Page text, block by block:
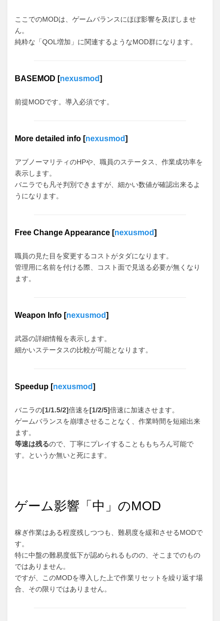
ここでのMODは、ゲームバランスにほぼ影響を及ぼしませ
ん。
純粋な「QOL増加」に関連するようなMOD群になります。
BASEMOD [nexusmod]
前提MODです。導入必須です。
More detailed info [nexusmod]
アブノーマリティのHPや、職員のステータス、作業成功率を
表示します。
バニラでも凡そ判別できますが、細かい数値が確認出来るよ
うになります。
Free Change Appearance [nexusmod]
職員の見た目を変更するコストがタダになります。
管理用に名前を付ける際、コスト面で見送る必要が無くなり
ます。
Weapon Info [nexusmod]
武器の詳細情報を表示します。
細かいステータスの比較が可能となります。
Speedup [nexusmod]
バニラの[1/1.5/2]倍速を[1/2/5]倍速に加速させます。
ゲームバランスを崩壊させることなく、作業時間を短縮出来
ます。
等速は残るので、丁寧にプレイすることももちろん可能で
す。というか無いと死にます。
ゲーム影響「中」のMOD
稼ぎ作業はある程度残しつつも、難易度を緩和させるMODで
す。
特に中盤の難易度低下が認められるものの、そこまでのもの
ではありません。
ですが、このMODを導入した上で作業リセットを繰り返す場
合、その限りではありません。